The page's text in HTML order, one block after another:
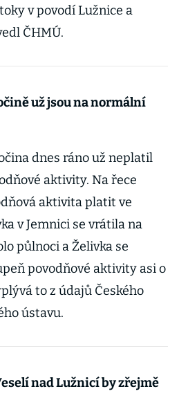
v povodí Lužnice a
ČHMÚ.
už jsou na normální
dnes ráno už neplatil
aktivity. Na řece
aktivita platit ve
v Jemnici se vrátila na
půlnoci a Želivka se
povodňové aktivity asi o
to z údajů Českého
ústavu.
nad Lužnicí by zřejmě